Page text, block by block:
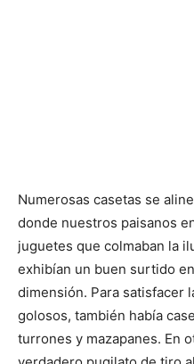
Numerosas casetas se
donde nuestros paisanos
juguetes que colmaban la
exhibían un buen surtido
dimensión. Para satisfacer
golosos, también había
turrones y mazapanes. En